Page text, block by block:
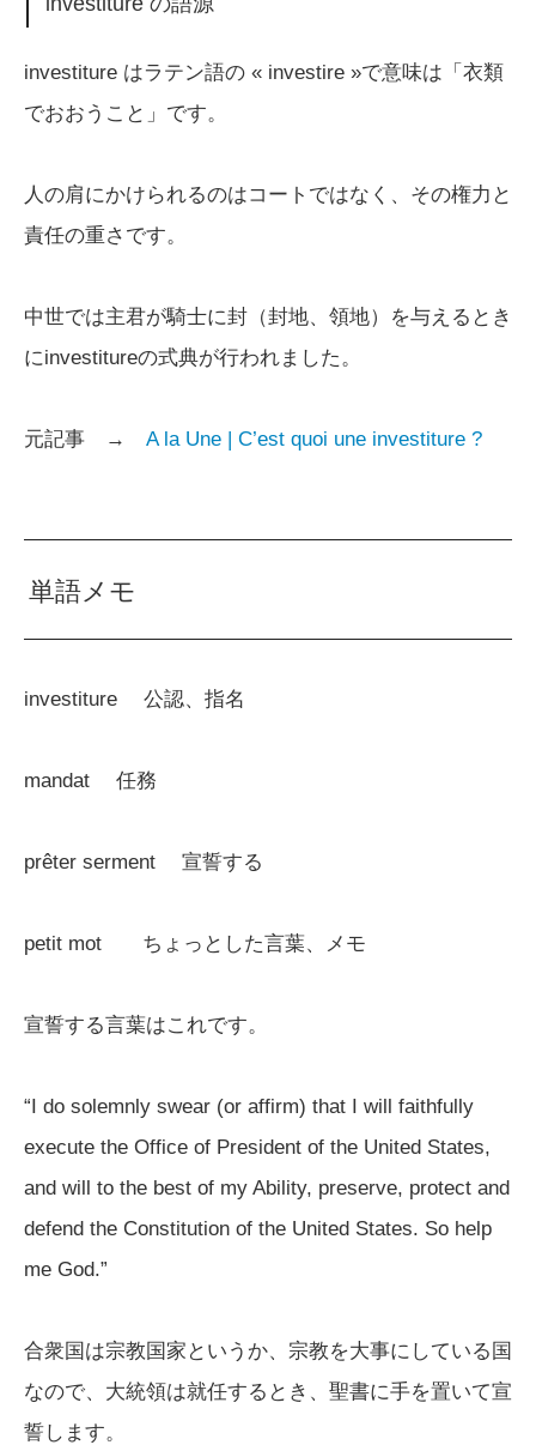
investiture はラテン語の « investire »で意味は「衣類
でおおうこと」です。
人の肩にかけられるのはコートではなく、その権力と
責任の重さです。
中世では主君が騎士に封（封地、領地）を与えるとき
にinvestitureの式典が行われました。
元記事 → A la Une | C’est quoi une investiture ?
単語メモ
investiture 公認、指名
mandat 任務
prêter serment 宣誓する
petit mot ちょっとした言葉、メモ
宣誓する言葉はこれです。
“I do solemnly swear (or affirm) that I will faithfully
execute the Office of President of the United States,
and will to the best of my Ability, preserve, protect and
defend the Constitution of the United States. So help
me God.”
合衆国は宗教国家というか、宗教を大事にしている国
なので、大統領は就任するとき、聖書に手を置いて宣
誓します。